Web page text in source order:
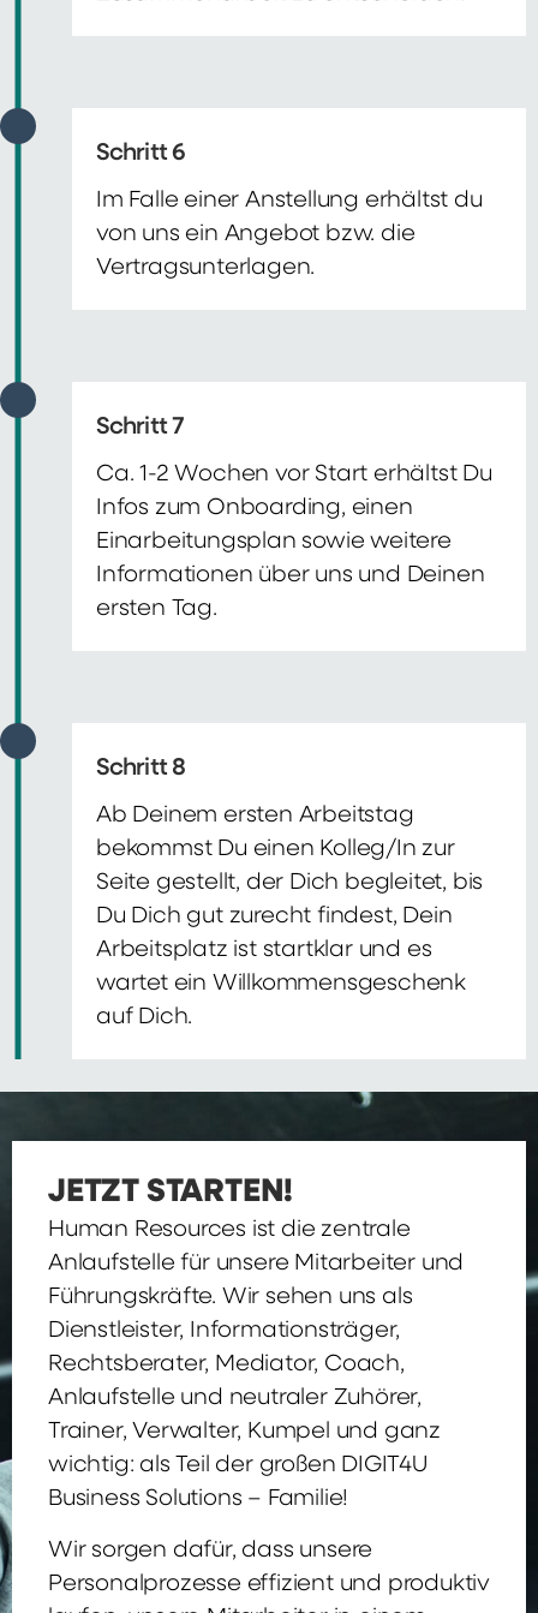
Schritt 6
Im Falle einer Anstellung erhältst du
von uns ein Angebot bzw. die
Vertragsunterlagen.
Schritt 7
Ca. 1-2 Wochen vor Start erhältst Du
Infos zum Onboarding, einen
Einarbeitungsplan sowie weitere
Informationen über uns und Deinen
ersten Tag.
Schritt 8
Ab Deinem ersten Arbeitstag
bekommst Du einen Kolleg/In zur
Seite gestellt, der Dich begleitet, bis
Du Dich gut zurecht findest, Dein
Arbeitsplatz ist startklar und es
wartet ein Willkommensgeschenk
auf Dich.
JETZT STARTEN!
Human Resources ist die zentrale
Anlaufstelle für unsere Mitarbeiter und
Führungskräfte. Wir sehen uns als
Dienstleister, Informationsträger,
Rechtsberater, Mediator, Coach,
Anlaufstelle und neutraler Zuhörer,
Trainer, Verwalter, Kumpel und ganz
wichtig: als Teil der großen DIGIT4U
Business Solutions – Familie!
Wir sorgen dafür, dass unsere
Personalprozesse effizient und produktiv